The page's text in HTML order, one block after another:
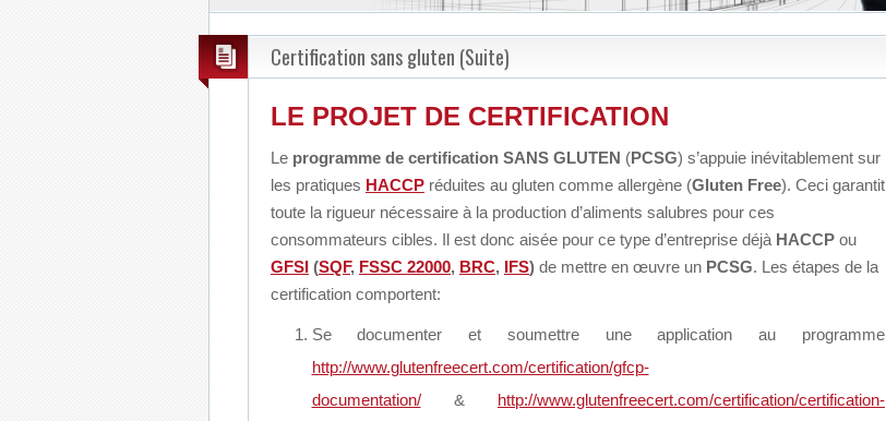
Certification sans gluten (Suite)
LE PROJET DE CERTIFICATION
Le programme de certification SANS GLUTEN (PCSG) s’appuie inévitablement sur
les pratiques HACCP réduites au gluten comme allergène (Gluten Free). Ceci garantit
toute la rigueur nécessaire à la production d’aliments salubres pour ces
consommateurs cibles. Il est donc aisée pour ce type d’entreprise déjà HACCP ou
GFSI (SQF, FSSC 22000, BRC, IFS) de mettre en œuvre un PCSG. Les étapes de la
certification comportent:
Se documenter et soumettre une application au programme
http://www.glutenfreecert.com/certification/gfcp-
documentation/& http://www.glutenfreecert.com/certification/certification-